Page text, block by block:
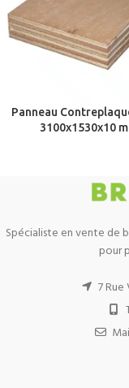
Panneau
3100x1530x10
Spécialiste en vente de
pour
7